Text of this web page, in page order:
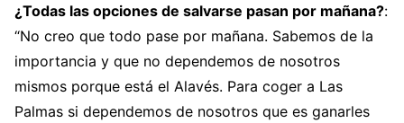
¿Todas las opciones de salvarse pasan por mañana?:
“No creo que todo pase por mañana. Sabemos de la
importancia y que no dependemos de nosotros
mismos porque está el Alavés. Para coger a Las
Palmas si dependemos de nosotros que es ganarles